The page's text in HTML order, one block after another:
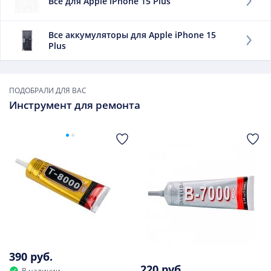
он быстро выдыхается;
сильно нагревается при зарядке;
В дальнейшем использовать такой элемент опасно.
Все аккумуляторы для Apple iPhone 15
Plus
ПОДОБРАЛИ ДЛЯ ВАС
Инструмент для ремонта
390 руб.